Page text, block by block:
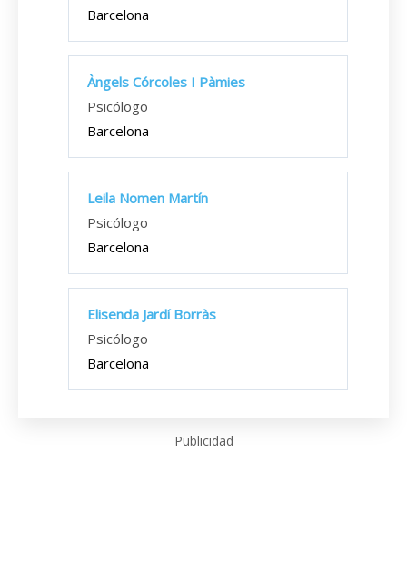
Barcelona
Àngels Córcoles I Pàmies
Psicólogo
Barcelona
Leila Nomen Martín
Psicólogo
Barcelona
Elisenda Jardí Borràs
Psicólogo
Barcelona
Publicidad